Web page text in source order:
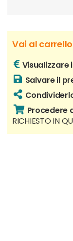
Vai al
Visualizzare
Salvare il
Procedere
RICHIESTO IN